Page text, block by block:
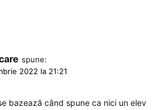
spune:
2022 la 21:21
bazează când spune ca nici un elev